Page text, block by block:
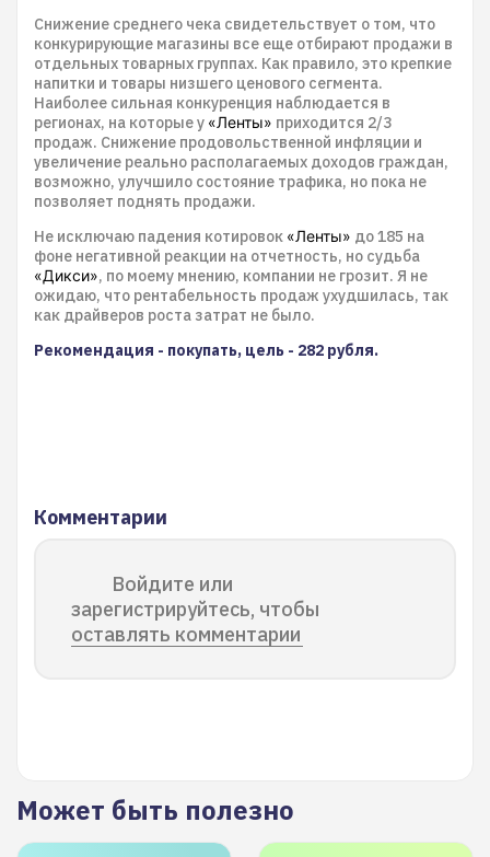
Снижение среднего чека свидетельствует о том, что
конкурирующие магазины все еще отбирают продажи в
отдельных товарных группах. Как правило, это крепкие
напитки и товары низшего ценового сегмента.
Наиболее сильная конкуренция наблюдается в
регионах, на которые у «Ленты» приходится 2/3
продаж. Снижение продовольственной инфляции и
увеличение реально располагаемых доходов граждан,
возможно, улучшило состояние трафика, но пока не
позволяет поднять продажи.
Не исключаю падения котировок «Ленты» до 185 на
фоне негативной реакции на отчетность, но судьба
«Дикси», по моему мнению, компании не грозит. Я не
ожидаю, что рентабельность продаж ухудшилась, так
как драйверов роста затрат не было.
Рекомендация - покупать, цель - 282 рубля.
Комментарии
Войдите или
зарегистрируйтесь, чтобы
оставлять комментарии
Может быть полезно